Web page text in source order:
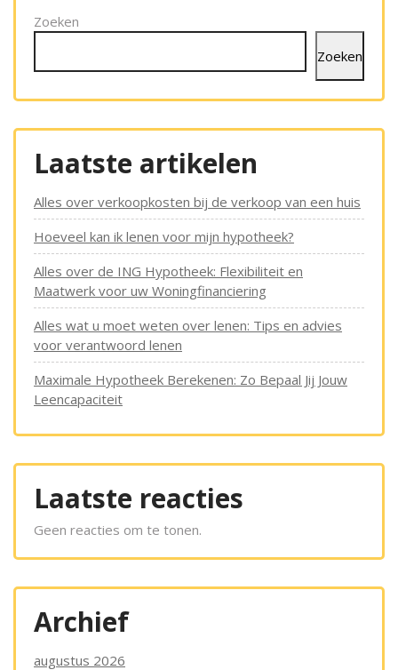
Zoeken
Zoeken
Laatste artikelen
Alles over verkoopkosten bij de verkoop van een huis
Hoeveel kan ik lenen voor mijn hypotheek?
Alles over de ING Hypotheek: Flexibiliteit en
Maatwerk voor uw Woningfinanciering
Alles wat u moet weten over lenen: Tips en advies
voor verantwoord lenen
Maximale Hypotheek Berekenen: Zo Bepaal Jij Jouw
Leencapaciteit
Laatste reacties
Geen reacties om te tonen.
Archief
augustus 2026